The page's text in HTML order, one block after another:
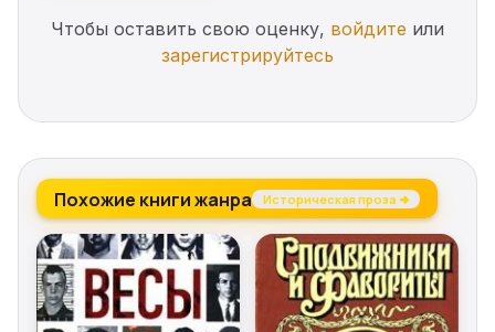
Чтобы оставить свою оценку, войдите или
зарегистрируйтесь
Похожие книги жанра Историческая проза →